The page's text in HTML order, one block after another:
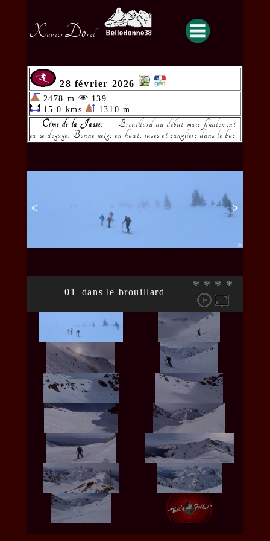
XavierDorel
28 février 2026
2478 m
139
15.0 kms
1310 m
Cime de la Jasse:
Brouillard au début mais finalement
ca se degage. Bonne neige en haut, ruses et sangliers dans le bas
< >
* * * *
01_dans le brouillard